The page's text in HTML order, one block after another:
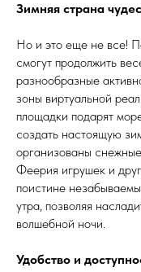
Зимняя страна чудес
Но и это еще не все!
смогут продолжить
разнообразные
зоны виртуальной
площадки подарят
создать настоящую
организованы
Феерия игрушек и
поистине
утра, позволяя
волшебной ночи.
Удобство и